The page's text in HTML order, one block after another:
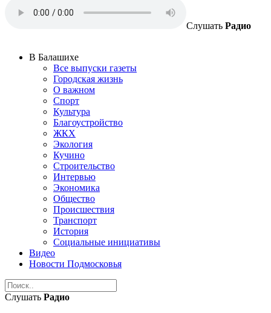
Слушать Радио
В Балашихе
Все выпуски газеты
Городская жизнь
О важном
Спорт
Культура
Благоустройство
ЖКХ
Экология
Кучино
Строительство
Интервью
Экономика
Общество
Происшествия
Транспорт
История
Социальные инициативы
Видео
Новости Подмосковья
Слушать Радио